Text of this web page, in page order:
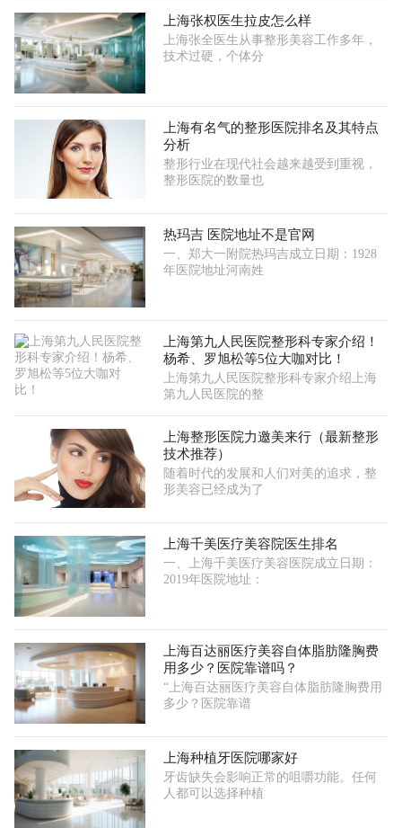
上海张权医生拉皮怎么样
上海张全医生从事整形美容工作多年，
技术过硬，个体分
上海有名气的整形医院排名及其特点
分析
整形行业在现代社会越来越受到重视，
整形医院的数量也
热玛吉 医院地址不是官网
一、郑大一附院热玛吉成立日期：1928
年医院地址河南姓
上海第九人民医院整形科专家介绍！
杨希、罗旭松等5位大咖对比！
上海第九人民医院整形科专家介绍上海
第九人民医院的整
上海整形医院力邀美来行（最新整形
技术推荐）
随着时代的发展和人们对美的追求，整
形美容已经成为了
上海千美医疗美容院医生排名
一、上海千美医疗美容医院成立日期：
2019年医院地址：
上海百达丽医疗美容自体脂肪隆胸费
用多少？医院靠谱吗？
“上海百达丽医疗美容自体脂肪隆胸费用
多少？医院靠谱
上海种植牙医院哪家好
牙齿缺失会影响正常的咀嚼功能。任何
人都可以选择种植